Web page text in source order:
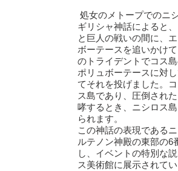
処女のメトープでのニ
ギリシャ神話によると
と巨人の戦いの間に、
ボーテースを追いかけ
のトライデントでコス
ポリュボーテースに対
てそれを投げました。
ス島であり、圧倒され
哮するとき、ニシロス
られます。
この神話の表現である
ルテノン神殿の東部の6
し、イベントの特別な
ス美術館に展示されて